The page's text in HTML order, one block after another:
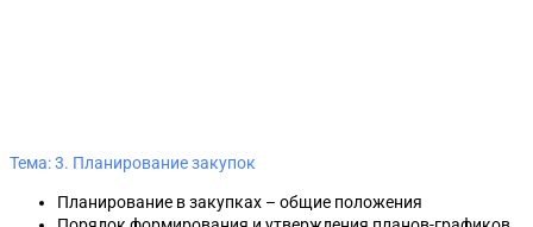
Тема: 3. Планирование закупок
Планирование в закупках – общие положения